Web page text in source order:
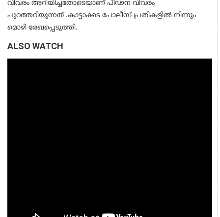
വിവരം അറിയിച്ചതോടെയാണ് പീഢന വിവരം
പുറത്തറിയുന്നത് .കാട്ടാക്കട പോലീസ് പ്രതികളിൽ നിന്നും
മൊഴി രേഖപ്പെടുത്തി.
ALSO WATCH